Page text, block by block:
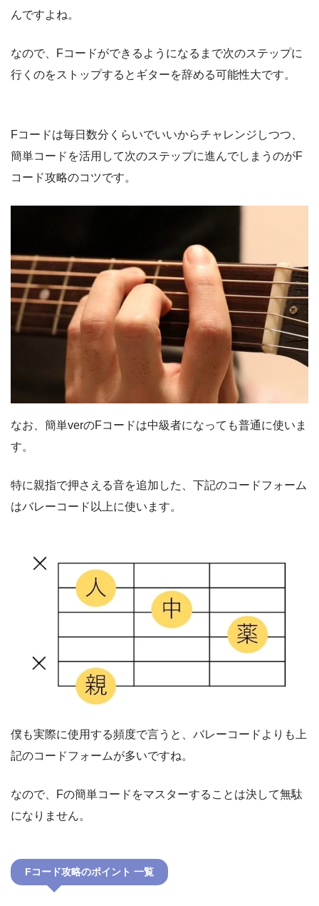
んですよね。
なので、Fコードができるようになるまで次のステップに
行くのをストップするとギターを辞める可能性大です。
Fコードは毎日数分くらいでいいからチャレンジしつつ、
簡単コードを活用して次のステップに進んでしまうのがF
コード攻略のコツです。
なお、簡単verのFコードは中級者になっても普通に使いま
す。
特に親指で押さえる音を追加した、下記のコードフォーム
はバレーコード以上に使います。
僕も実際に使用する頻度で言うと、バレーコードよりも上
記のコードフォームが多いですね。
なので、Fの簡単コードをマスターすることは決して無駄
になりません。
Fコード攻略のポイント 一覧